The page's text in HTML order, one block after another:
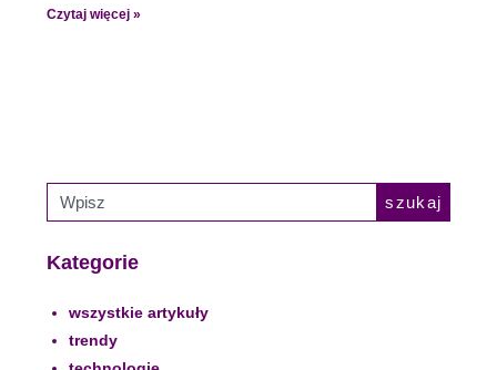
Czytaj więcej »
szukaj
Kategorie
wszystkie artykuły
trendy